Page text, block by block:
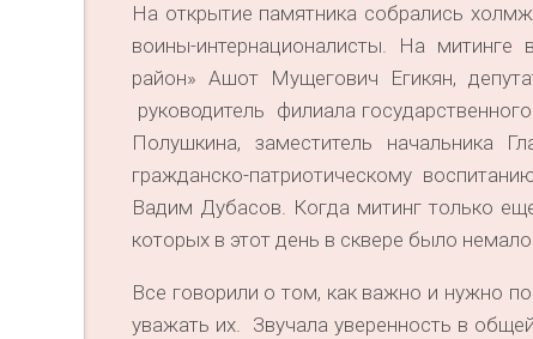
На открытие памятника собрались
воины-интернационалисты. На митинге
район» Ашот Мущегович Егикян,
руководитель филиала
Полушкина, заместитель начальника
гражданско-патриотическому
Вадим Дубасов. Когда митинг только
которых в этот день в сквере было
Все говорили о том, как важно и нужно
уважать их. Звучала уверенность в